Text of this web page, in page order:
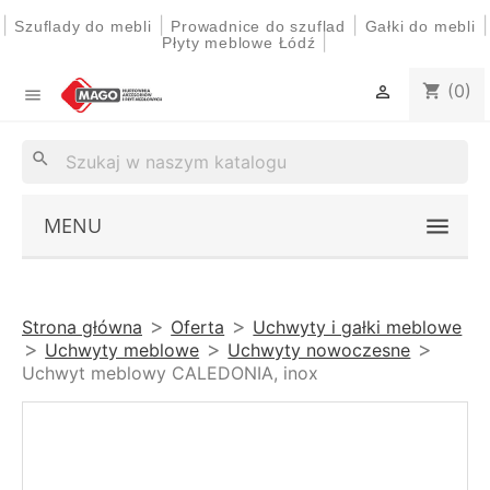
Szuflady do mebli Prowadnice do szuflad Gałki do mebli
Płyty meblowe Łódź
 shopping_cart (0)

search
MENU
Strona główna Oferta
Uchwyty i gałki meblowe
Uchwyty meblowe
Uchwyty nowoczesne
Uchwyt meblowy CALEDONIA, inox